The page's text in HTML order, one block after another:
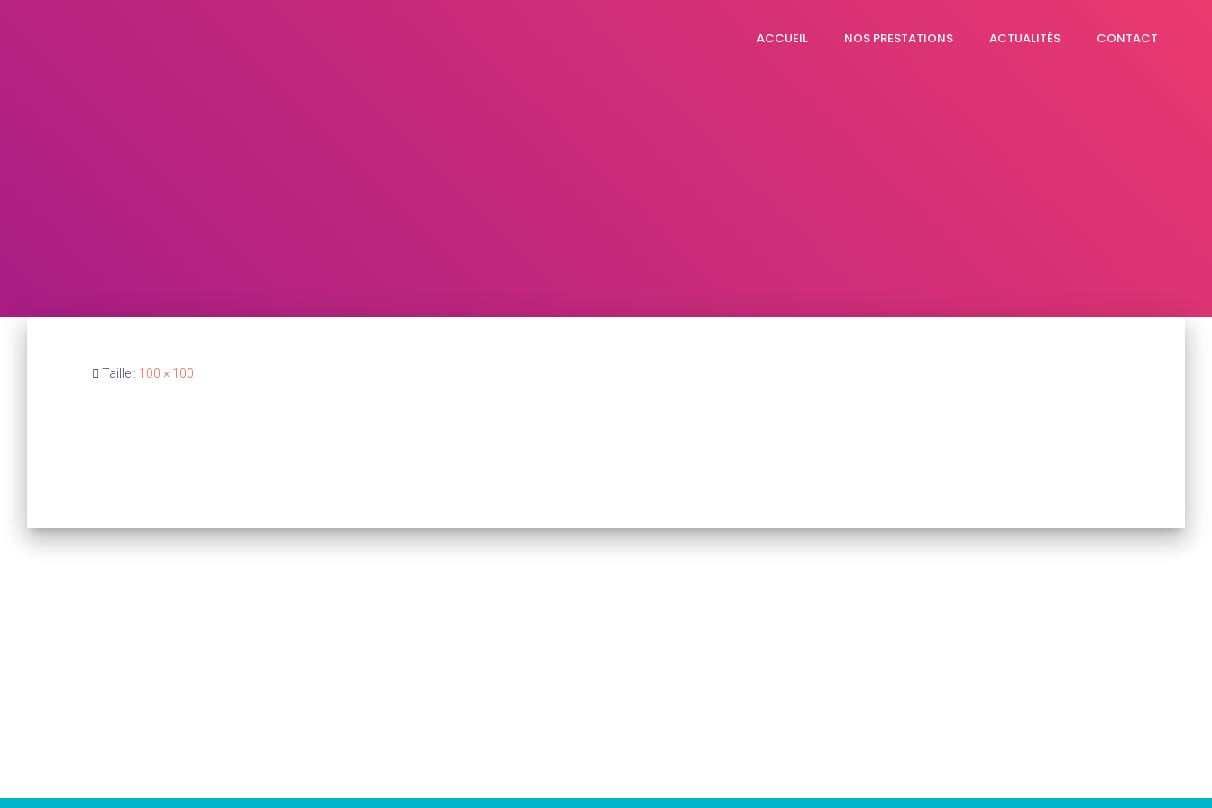
ACCUEIL NOS PRESTATIONS ACTUALITÉS CONTACT
Taille : 100 × 100